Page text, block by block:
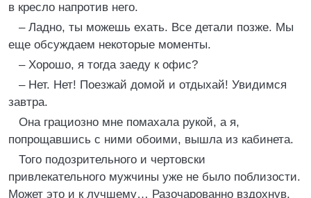
в кресло напротив него.
– Ладно, ты можешь ехать. Все детали позже. Мы
еще обсуждаем некоторые моменты.
– Хорошо, я тогда заеду к офис?
– Нет. Нет! Поезжай домой и отдыхай! Увидимся
завтра.
Она грациозно мне помахала рукой, а я,
попрощавшись с ними обоими, вышла из кабинета.
Того подозрительного и чертовски
привлекательного мужчины уже не было поблизости.
Может это и к лучшему… Разочарованно вздохнув,